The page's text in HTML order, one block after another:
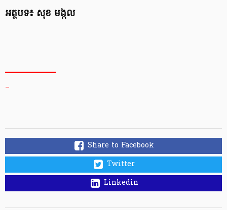
អត្ថបទ៖ សុខ មង្កល
_
Share to Facebook
Twitter
Linkedin